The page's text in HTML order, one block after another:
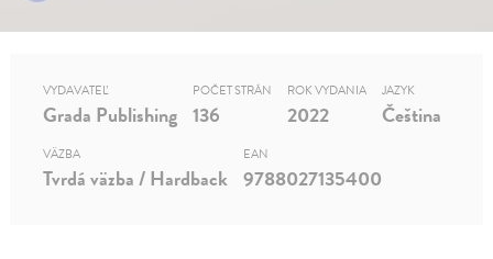
VYDAVATEĽ
Grada Publishing
POČET STRÁN
136
ROK VYDANIA
2022
JAZYK
Čeština
VÄZBA
Tvrdá väzba / Hardback
EAN
9788027135400